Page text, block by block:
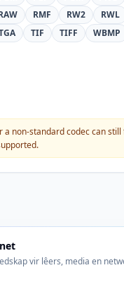
RMF RW2 RWL
TIF TIFF WBMP
a non-standard codec can
vir lêers, media en